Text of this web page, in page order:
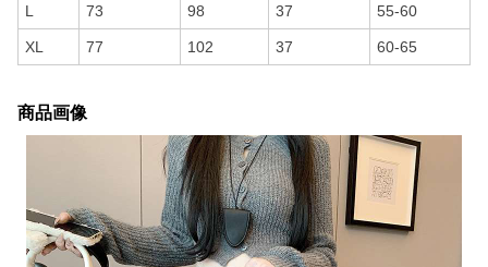
L 73 98 37 55-60
XL 77 102 37 60-65
商品画像